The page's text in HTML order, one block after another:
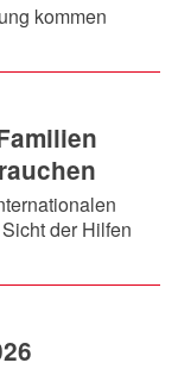
kommen
der Hilfen